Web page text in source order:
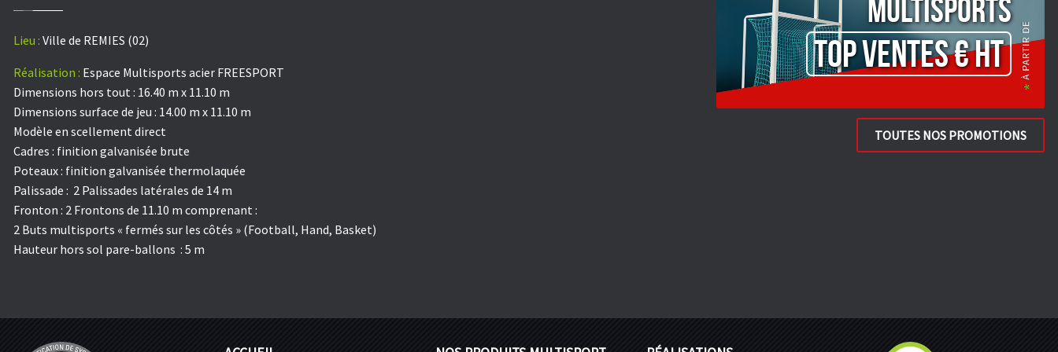
Lieu : Ville de REMIES (02)
Réalisation : Espace Multisports acier FREESPORT
Dimensions hors tout : 16.40 m x 11.10 m
Dimensions surface de jeu : 14.00 m x 11.10 m
Modèle en scellement direct
Cadres : finition galvanisée brute
Poteaux : finition galvanisée thermolaquée
Palissade : 2 Palissades latérales de 14 m
Fronton : 2 Frontons de 11.10 m comprenant :
2 Buts multisports « fermés sur les côtés » (Football, Hand, Basket)
Hauteur hors sol pare-ballons : 5 m
Multisports
TOP VENTES € HT
TOUTES NOS PROMOTIONS